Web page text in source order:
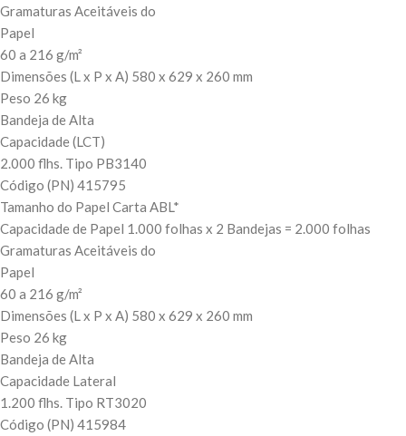
Gramaturas Aceitáveis do
Papel
60 a 216 g/m²
Dimensões (L x P x A) 580 x 629 x 260 mm
Peso 26 kg
Bandeja de Alta
Capacidade (LCT)
2.000 flhs. Tipo PB3140
Código (PN) 415795
Tamanho do Papel Carta ABL*
Capacidade de Papel 1.000 folhas x 2 Bandejas = 2.000 folhas
Gramaturas Aceitáveis do
Papel
60 a 216 g/m²
Dimensões (L x P x A) 580 x 629 x 260 mm
Peso 26 kg
Bandeja de Alta
Capacidade Lateral
1.200 flhs. Tipo RT3020
Código (PN) 415984